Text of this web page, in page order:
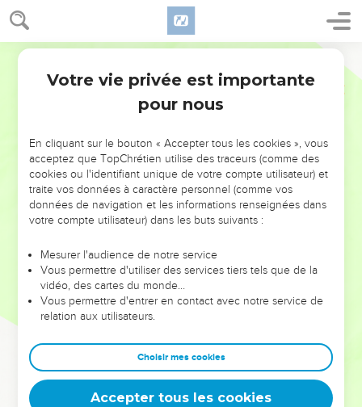
NE MANQUEZ PAS L’ÉVÉNEMENT
DE L’ANNÉE !
ET SI LEURS ERREURS POUVAIENT VOUS ÉVITER LES
VOTRES ?
leur foi ou leur vision. Mais on voit moins les doutes, les erreurs
et les saisons difficiles qu'ils ont traversés, alors même que ce
sont elles qui les ont façonnés.
Dans cette conférence, leaders, entrepreneurs, et responsables
clés pour avancer avec plus de sagesse afin que leurs erreurs
deviennent vos tremplins. Que vous guidiez un ministère, une
équipe, un groupe ou une famille, leur expérience est faite
Votre vie privée est importante
pour nous
En cliquant sur le bouton « Accepter tous les cookies », vous
acceptez que TopChrétien utilise des traceurs (comme des
cookies ou l'identifiant unique de votre compte utilisateur) et
traite vos données à caractère personnel (comme vos
données de navigation et les informations renseignées dans
votre compte utilisateur) dans les buts suivants :
Mesurer l'audience de notre service
Vous permettre d'utiliser des services tiers tels que de la
vidéo, des cartes du monde…
Vous permettre d'entrer en contact avec notre service de
relation aux utilisateurs.
Choisir mes cookies
Accepter tous les cookies